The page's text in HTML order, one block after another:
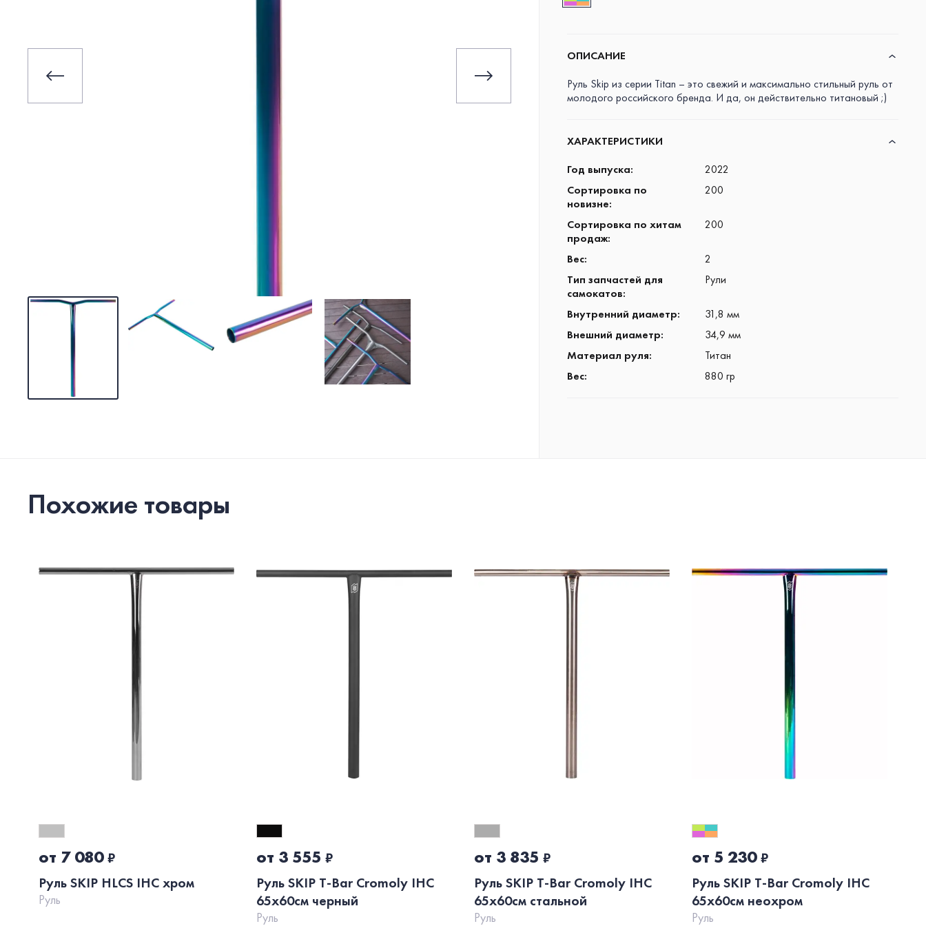
ОПИСАНИЕ
Руль Skip из серии Titan – это свежий и максимально стильный руль от
молодого российского бренда. И да, он действительно титановый ;)
ХАРАКТЕРИСТИКИ
Год выпуска:
2022
Сортировка по
новизне:
200
Сортировка по хитам
продаж:
200
Вес:
2
Тип запчастей для
самокатов:
Рули
Внутренний диаметр:
31,8 мм
Внешний диаметр:
34,9 мм
Материал руля:
Титан
Вес: 880 гр
Похожие товары
от 7 080₽
Руль SKIP HLCS IHC хром
Руль
от 3 555 ₽
Руль SKIP T-Bar Cromoly IHC
65x60см черный
Руль
от 3 835 ₽
Руль SKIP T-Bar Cromoly IHC
65x60см стальной
Руль
от 5 230₽
Руль SKIP T-Bar Cromoly IHC
65x60см неохром
Руль